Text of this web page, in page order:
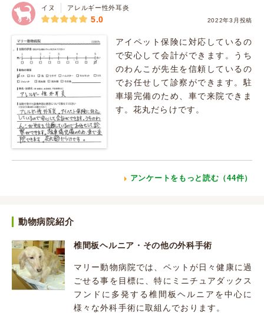
イヌ アレルギー性外耳炎
2022年3月投稿
5.0
アイペット保険に対応しているの
で安心して会計ができます。うち
のわんこが先生を信頼しているの
でお任せして診察ができます。駐
車場完備のため、車で来院できま
す。花丸だらけです。
アンケートをもっと読む（44件）
動物病院紹介
椎間板ヘルニア・その他の外科手術
マリー動物病院では、ペットが日々健康に過
ごせる事を目標に、特にミニチュアダックス
フンドに多発する椎間板ヘルニアを中心に
様々な外科手術に取組んでおります。